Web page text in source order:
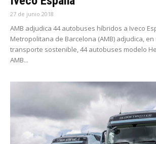
27 de junio 2018
AMB adjudica 44 autobuses híbridos a Iveco
Metropolitana de Barcelona (AMB) adjudica,
transporte sostenible, 44 autobuses modelo
AMB...